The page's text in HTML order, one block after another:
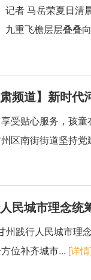
记者 马岳荣夏日清
九重飞檐层层叠叠
肃频道】新时
受贴心服务，孩
区南街街道坚持
民城市理念统
州践行人民城市
位补齐城市... [详